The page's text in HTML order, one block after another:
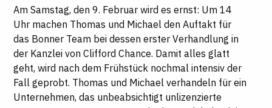
Am Samstag, den 9. Februar wird es ernst: Um 14
Uhr machen Thomas und Michael den Auftakt für
das Bonner Team bei dessen erster Verhandlung in
der Kanzlei von Clifford Chance. Damit alles glatt
geht, wird nach dem Frühstück nochmal intensiv der
Fall geprobt. Thomas und Michael verhandeln für ein
Unternehmen, das unbeabsichtigt unlizenzierte